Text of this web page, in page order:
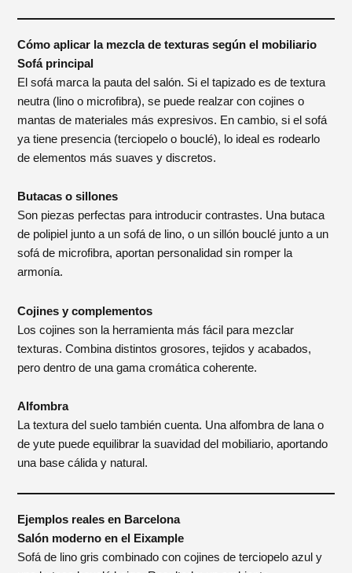
Cómo aplicar la mezcla de texturas según el mobiliario
Sofá principal
El sofá marca la pauta del salón. Si el tapizado es de textura
neutra (lino o microfibra), se puede realzar con cojines o
mantas de materiales más expresivos. En cambio, si el sofá
ya tiene presencia (terciopelo o bouclé), lo ideal es rodearlo
de elementos más suaves y discretos.
Butacas o sillones
Son piezas perfectas para introducir contrastes. Una butaca
de polipiel junto a un sofá de lino, o un sillón bouclé junto a un
sofá de microfibra, aportan personalidad sin romper la
armonía.
Cojines y complementos
Los cojines son la herramienta más fácil para mezclar
texturas. Combina distintos grosores, tejidos y acabados,
pero dentro de una gama cromática coherente.
Alfombra
La textura del suelo también cuenta. Una alfombra de lana o
de yute puede equilibrar la suavidad del mobiliario, aportando
una base cálida y natural.
Ejemplos reales en Barcelona
Salón moderno en el Eixample
Sofá de lino gris combinado con cojines de terciopelo azul y